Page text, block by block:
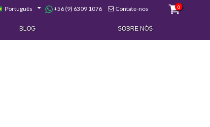
Português +56 (9) 6309 1076 Contate-nos 0
BLOG SOBRE NÓS